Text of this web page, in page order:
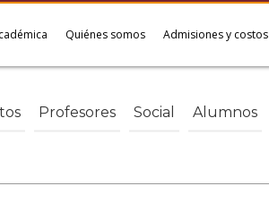
Quiénes somos Admisiones y costos
Profesores Social Alumnos